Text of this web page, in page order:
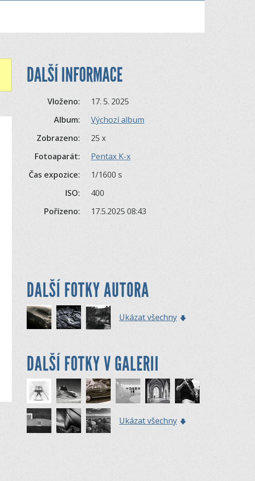
DALŠÍ INFORMACE
Vloženo:
17. 5. 2025
Album:
Výchozí album
Zobrazeno:
25 x
Fotoaparát:
Pentax K-x
Čas expozice:
1/1600 s
ISO:
400
Pořízeno:
17.5.2025 08:43
DALŠÍ FOTKY AUTORA
Ukázat všechny
DALŠÍ FOTKY V GALERII
Ukázat všechny